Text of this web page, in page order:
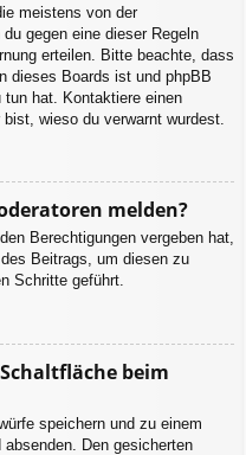
meistens von der
gegen eine dieser Regeln
erteilen. Bitte beachte, dass
dieses Boards ist und phpBB
tun hat. Kontaktiere einen
wieso du verwarnt wurdest.
melden?
Berechtigungen vergeben hat,
Beitrags, um diesen zu
Schritte geführt.
beim
speichern und zu einem
Den gesicherten